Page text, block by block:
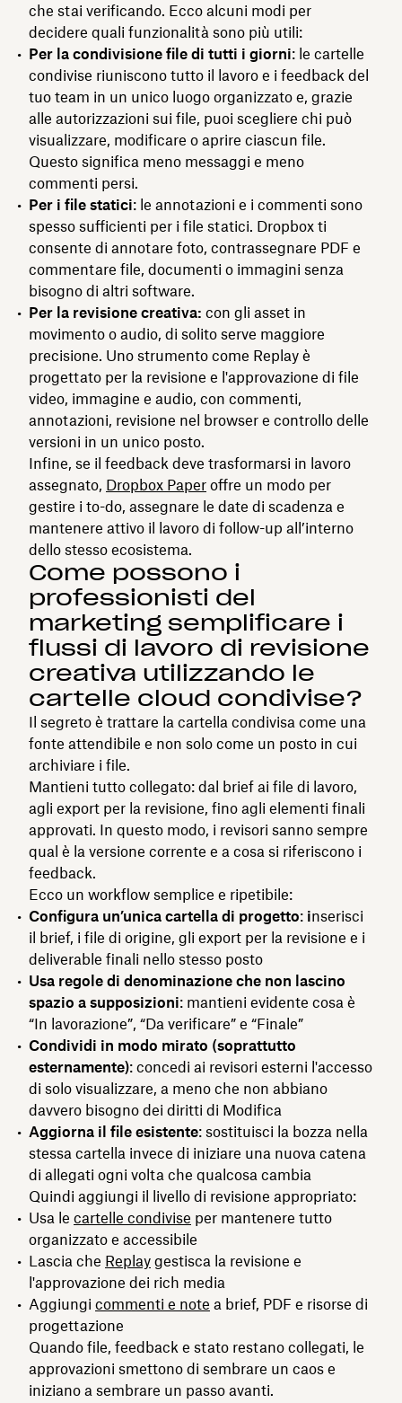
che stai verificando. Ecco alcuni modi per
decidere quali funzionalità sono più utili:
Per la condivisione file di tutti i giorni: le cartelle
condivise riuniscono tutto il lavoro e i feedback del
tuo team in un unico luogo organizzato e, grazie
alle autorizzazioni sui file, puoi scegliere chi può
visualizzare, modificare o aprire ciascun file.
Questo significa meno messaggi e meno
commenti persi.
Per i file statici: le annotazioni e i commenti sono
spesso sufficienti per i file statici. Dropbox ti
consente di annotare foto, contrassegnare PDF e
commentare file, documenti o immagini senza
bisogno di altri software.
Per la revisione creativa: con gli asset in
movimento o audio, di solito serve maggiore
precisione. Uno strumento come Replay è
progettato per la revisione e l'approvazione di file
video, immagine e audio, con commenti,
annotazioni, revisione nel browser e controllo delle
versioni in un unico posto.
Infine, se il feedback deve trasformarsi in lavoro
assegnato, Dropbox Paper offre un modo per
gestire i to-do, assegnare le date di scadenza e
mantenere attivo il lavoro di follow-up all’interno
dello stesso ecosistema.
Come possono i
professionisti del
marketing semplificare i
flussi di lavoro di revisione
creativa utilizzando le
cartelle cloud condivise?
Il segreto è trattare la cartella condivisa come una
fonte attendibile e non solo come un posto in cui
archiviare i file.
Mantieni tutto collegato: dal brief ai file di lavoro,
agli export per la revisione, fino agli elementi finali
approvati. In questo modo, i revisori sanno sempre
qual è la versione corrente e a cosa si riferiscono i
feedback.
Ecco un workflow semplice e ripetibile:
Configura un’unica cartella di progetto: inserisci
il brief, i file di origine, gli export per la revisione e i
deliverable finali nello stesso posto
Usa regole di denominazione che non lascino
spazio a supposizioni: mantieni evidente cosa è
“In lavorazione”, “Da verificare” e “Finale”
Condividi in modo mirato (soprattutto
esternamente): concedi ai revisori esterni l'accesso
di solo visualizzare, a meno che non abbiano
davvero bisogno dei diritti di Modifica
Aggiorna il file esistente: sostituisci la bozza nella
stessa cartella invece di iniziare una nuova catena
di allegati ogni volta che qualcosa cambia
Quindi aggiungi il livello di revisione appropriato:
Usa le cartelle condivise per mantenere tutto
organizzato e accessibile
Lascia che Replay gestisca la revisione e
l'approvazione dei rich media
Aggiungi commenti e note a brief, PDF e risorse di
progettazione
Quando file, feedback e stato restano collegati, le
approvazioni smettono di sembrare un caos e
iniziano a sembrare un passo avanti.